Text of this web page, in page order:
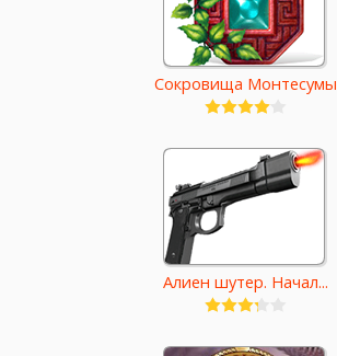
Сокровища Монтесумы
Алиен шутер. Начал...